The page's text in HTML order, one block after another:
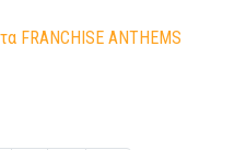
FRANCHISE ANTHEMS